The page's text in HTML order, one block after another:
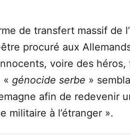
de transfert massif de
procuré aux
voire des héros,
« génocide serbe »
afin de redevenir
militaire à l’étranger ».